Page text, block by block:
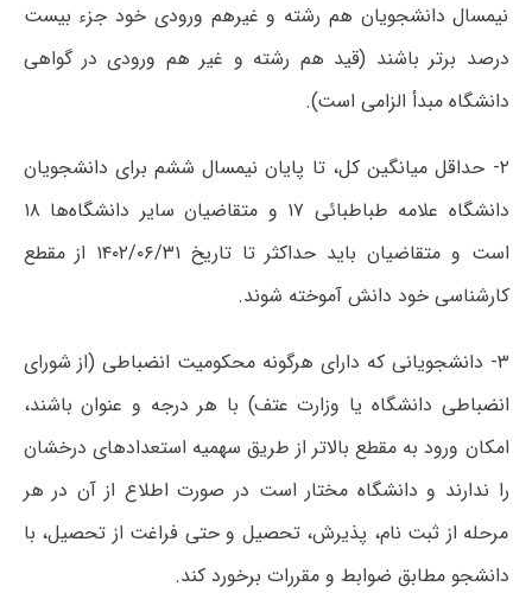
نیمسال دانشجویان هم رشته و غیرهم ورودی خود جزء بیست
درصد برتر باشند (قید هم رشته و غیر هم ورودی در گواهی
دانشگاه مبدأ الزامی است).
۲- حداقل میانگین کل، تا پایان نیمسال ششم برای دانشجویان
دانشگاه علامه طباطبائی ۱۷ و متقاضیان سایر دانشگاه‌ها ۱۸
است و متقاضیان باید حداکثر تا تاریخ ۱۴۰۲/۰۶/۳۱ از مقطع
کارشناسی خود دانش آموخته شوند.
۳- دانشجویانی که دارای هرگونه محکومیت انضباطی (از شورای
انضباطی دانشگاه یا وزارت عتف) با هر درجه و عنوان باشند،
امکان ورود به مقطع بالاتر از طریق سهمیه استعدادهای درخشان
را ندارند و دانشگاه مختار است در صورت اطلاع از آن در هر
مرحله از ثبت نام، پذیرش، تحصیل و حتی فراغت از تحصیل، با
دانشجو مطابق ضوابط و مقررات برخورد کند.